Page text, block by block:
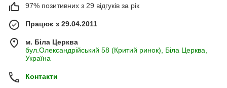
97% позитивних з 29 відгуків за рік
Працює з 29.04.2011
м. Біла Церква
бул.Олександрійський 58 (Критий ринок), Біла Церква,
Україна
Контакти